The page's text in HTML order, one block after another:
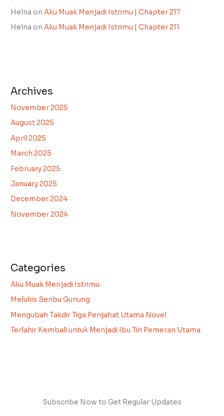
Helna onAku Muak Menjadi Istrimu | Chapter 217
Helna onAku Muak Menjadi Istrimu | Chapter 211
Archives
November 2025
August 2025
April 2025
March 2025
February 2025
January 2025
December 2024
November 2024
Categories
Aku Muak Menjadi Istrimu
Melukis Seribu Gunung
Mengubah Takdir Tiga Penjahat Utama Novel
Terlahir Kembali untuk Menjadi Ibu Tiri Pemeran Utama
Subscribe Now to Get Regular Updates